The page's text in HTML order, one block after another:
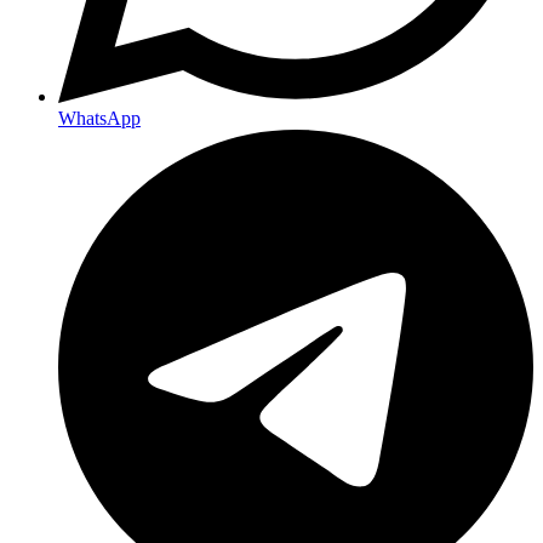
WhatsApp